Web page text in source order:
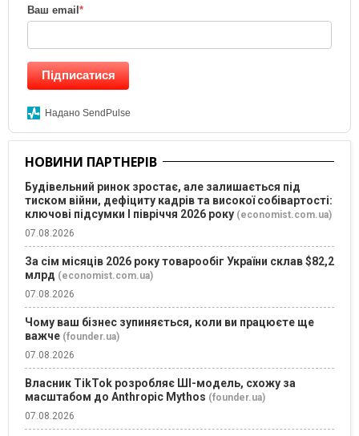
Ваш email*
Підписатися
Надано SendPulse
НОВИНИ ПАРТНЕРІВ
Будівельний ринок зростає, але залишається під
тиском війни, дефіциту кадрів та високої собівартості:
ключові підсумки І півріччя 2026 року (economist.com.ua)
07.08.2026
За сім місяців 2026 року товарообіг України склав $82,2
млрд (economist.com.ua)
07.08.2026
Чому ваш бізнес зупиняється, коли ви працюєте ще
важче (founder.ua)
07.08.2026
Власник TikTok розробляє ШІ-модель, схожу за
масштабом до Anthropic Mythos (founder.ua)
07.08.2026